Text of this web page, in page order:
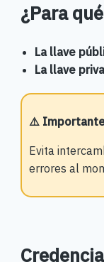
¿Para
La llave
La llave
⚠️
Evita
errores al